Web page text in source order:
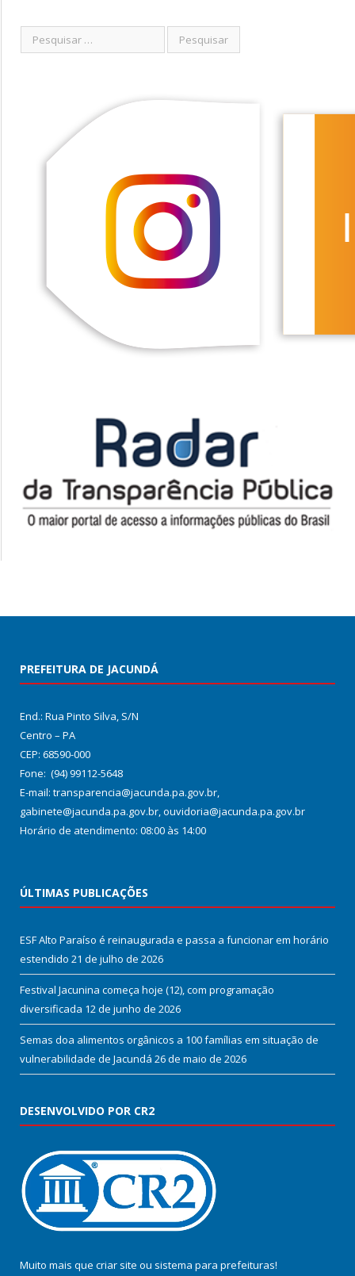
PREFEITURA DE JACUNDÁ
End.: Rua Pinto Silva, S/N
Centro – PA
CEP: 68590-000
Fone: (94) 99112-5648
E-mail: transparencia@jacunda.pa.gov.br,
gabinete@jacunda.pa.gov.br, ouvidoria@jacunda.pa.gov.br
Horário de atendimento: 08:00 às 14:00
ÚLTIMAS PUBLICAÇÕES
ESF Alto Paraíso é reinaugurada e passa a funcionar em horário
estendido 21 de julho de 2026
Festival Jacunina começa hoje (12), com programação
diversificada 12 de junho de 2026
Semas doa alimentos orgânicos a 100 famílias em situação de
vulnerabilidade de Jacundá 26 de maio de 2026
DESENVOLVIDO POR CR2
Muito mais que criar site ou sistema para prefeituras!